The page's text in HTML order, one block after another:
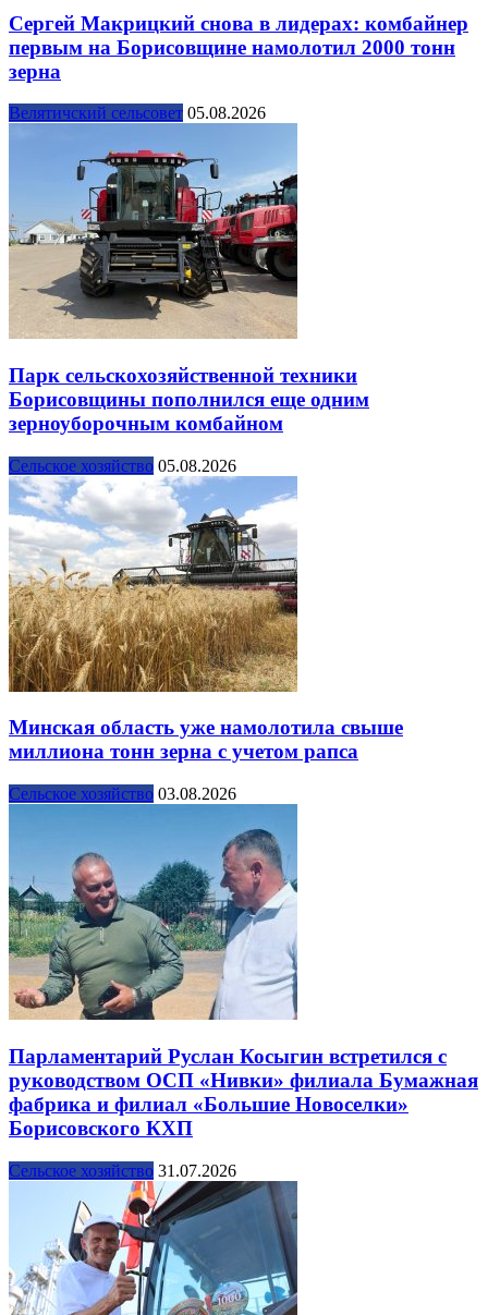
Сергей Макрицкий снова в лидерах: комбайнер
первым на Борисовщине намолотил 2000 тонн
зерна
Велятичский сельсовет 05.08.2026
Парк сельскохозяйственной техники
Борисовщины пополнился еще одним
зерноуборочным комбайном
Сельское хозяйство 05.08.2026
Минская область уже намолотила свыше
миллиона тонн зерна с учетом рапса
Сельское хозяйство 03.08.2026
Парламентарий Руслан Косыгин встретился с
руководством ОСП «Нивки» филиала Бумажная
фабрика и филиал «Большие Новоселки»
Борисовского КХП
Сельское хозяйство 31.07.2026